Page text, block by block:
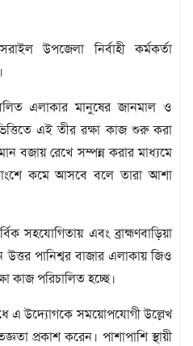
উপজেলা নির্বাহী কর্মকর্তা
এলাকার মানুষের জানমাল ও
এই তীর রক্ষা কাজ শুরু করা
বজায় রেখে সম্পন্ন করার মাধ্যমে
কমে আসবে বলে তারা আশা
সহযোগিতায় এবং ব্রাহ্মণবাড়িয়া
উত্তর পানিশ্বর বাজার এলাকায় জিও
কাজ পরিচালিত হচ্ছে।
এ উদ্যোগকে সময়োপযোগী উল্লেখ
প্রকাশ করেন। পাশাপাশি স্থায়ী